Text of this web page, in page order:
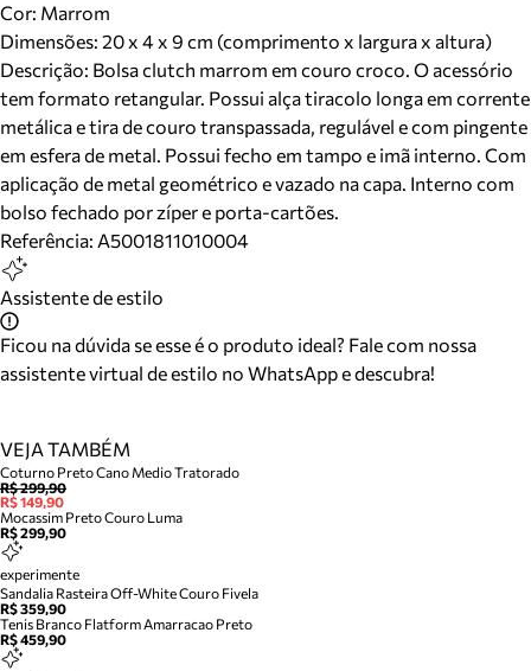
Cor: Marrom
Dimensões: 20 x 4 x 9 cm (comprimento x largura x altura)
Descrição: Bolsa clutch marrom em couro croco. O acessório
tem formato retangular. Possui alça tiracolo longa em corrente
metálica e tira de couro transpassada, regulável e com pingente
em esfera de metal. Possui fecho em tampo e imã interno. Com
aplicação de metal geométrico e vazado na capa. Interno com
bolso fechado por zíper e porta-cartões.
Referência: A5001811010004
Assistente de estilo
Ficou na dúvida se esse é o produto ideal? Fale com nossa
assistente virtual de estilo no WhatsApp e descubra!
VEJA TAMBÉM
Coturno Preto Cano Medio Tratorado
R$ 299,90
R$ 149,90
Mocassim Preto Couro Luma
R$ 299,90
experimente
Sandalia Rasteira Off-White Couro Fivela
R$ 359,90
Tenis Branco Flatform Amarracao Preto
R$ 459,90